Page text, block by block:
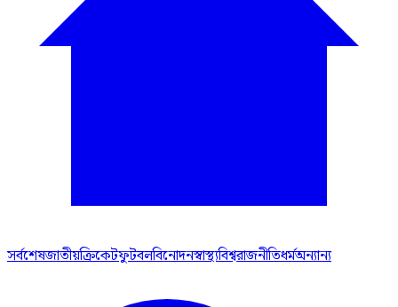
সর্বশেষজাতীয়ক্রিকেটফুটবলবিনোদনস্বাস্থ্যবিশ্বরাজনীতিধর্মঅন্যান্য